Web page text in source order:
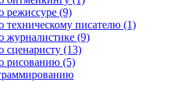
режиссуре (9)
техническому писателю (1)
журналистике (9)
сценаристу (13)
рисованию (5)